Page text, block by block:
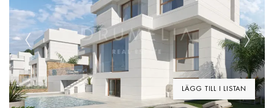
LÄGG TILL I LISTAN
Previous Next